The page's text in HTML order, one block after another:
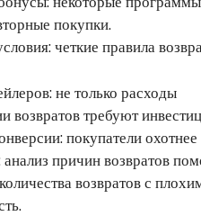
покупки.
четкие правила
не только расходы
возвратов требуют
покупатели
причин возвратов
возвратов с